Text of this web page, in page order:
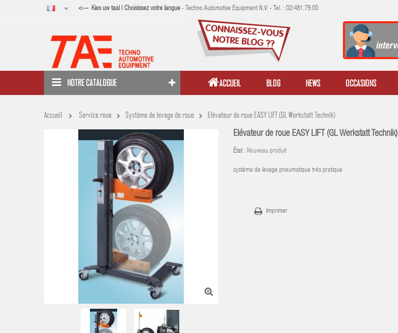
<--- Kies uw taal | Choisissez votre langue - Techno Automotive Equipment N.V. - Tel. : 02/481.79.00
NOTRE CATALOGUE ACCUEIL BLOG NEWS OCCASIONS
Accueil Service roue Système de levage de roue Elévateur de roue EASY LIFT (GL Werkstatt Technik)
Elévateur de roue EASY LIFT (GL Werkstatt Technik)
État : Nouveau produit
système de levage pneumatique très pratique
Imprimer